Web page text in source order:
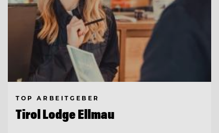
TOP ARBEITGEBER
Tirol Lodge Ellmau